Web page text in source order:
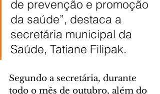
de prevenção e promoção
da saúde”, destaca a
secretária municipal da
Saúde, Tatiane Filipak.
Segundo a secretária, durante
todo o mês de outubro, além do